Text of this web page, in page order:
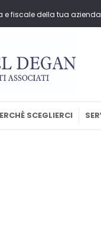
fiscale della tua
SCEGLIERCI